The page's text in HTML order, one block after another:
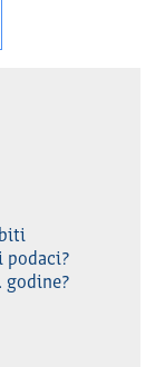
podaci?
godine?